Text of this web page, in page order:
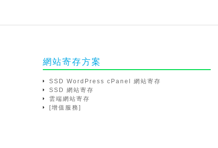
網站寄存方案
SSD WordPress cPanel 網站寄存
SSD 網站寄存
雲端網站寄存
[增值服務]